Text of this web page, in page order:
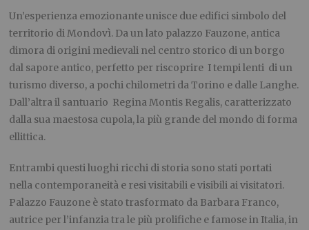
Un’esperienza emozionante unisce due edifici simbolo del
territorio di Mondovì. Da un lato palazzo Fauzone, antica
dimora di origini medievali nel centro storico di un borgo
dal sapore antico, perfetto per riscoprire I tempi lenti di un
turismo diverso, a pochi chilometri da Torino e dalle Langhe.
Dall’altra il santuario Regina Montis Regalis, caratterizzato
dalla sua maestosa cupola, la più grande del mondo di forma
ellittica.
Entrambi questi luoghi ricchi di storia sono stati portati
nella contemporaneità e resi visitabili e visibili ai visitatori.
Palazzo Fauzone è stato trasformato da Barbara Franco,
autrice per l’infanzia tra le più prolifiche e famose in Italia, in